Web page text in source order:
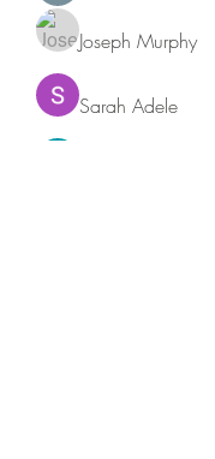
Joseph Murphy
Sarah Adele